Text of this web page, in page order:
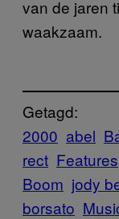
van de jaren
waakzaam.
Getagd:
2000 abel
rect Features
Boom jody
borsato